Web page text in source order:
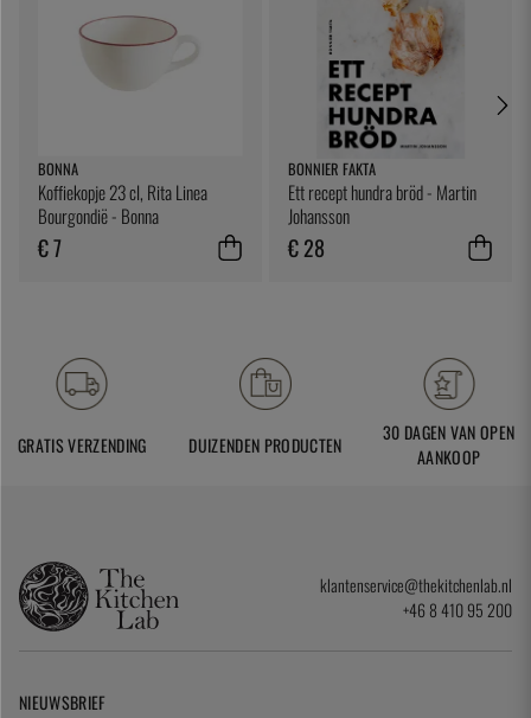
BONNA
Koffiekopje 23 cl, Rita Linea
Bourgondië - Bonna
€ 7
BONNIER FAKTA
Ett recept hundra bröd - Martin
Johansson
€ 28
GRATIS VERZENDING DUIZENDEN PRODUCTEN
30 DAGEN VAN OPEN
AANKOOP
klantenservice@thekitchenlab.nl
+46 8 410 95 200
NIEUWSBRIEF